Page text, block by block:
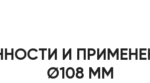
И
Ø108 ММ